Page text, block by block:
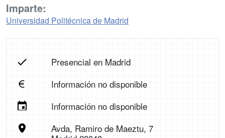
Imparte:
Universidad Politécnica de Madrid
Presencial en Madrid
Información no disponible
Información no disponible
Avda, Ramiro de Maeztu, 7